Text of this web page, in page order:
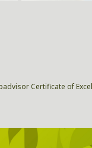
Certificate of